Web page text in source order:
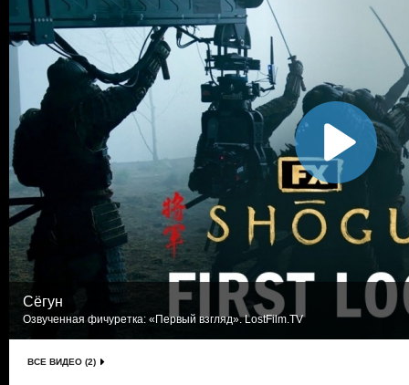
Сёгун
Озвученная фичуретка: «Первый взгляд». LostFilm.TV
ВСЕ ВИДЕО (2)